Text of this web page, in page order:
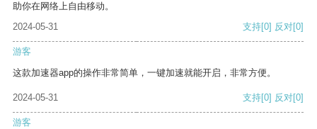
助你在网络上自由移动。
2024-05-31
支持[0] 反对[0]
游客
这款加速器app的操作非常简单，一键加速就能开启，非常方便。
2024-05-31 支持[0] 反对[0]
游客